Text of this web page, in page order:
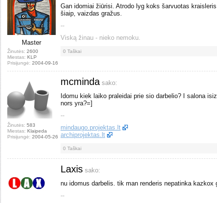
Master
Žinutės: 2600
Miestas: KLP
Prisijungė: 2004-09-16
Gan idomiai žiūrisi. Atrodo lyg koks šarvuotas
šiaip, vaizdas gražus.
--
Viską žinau - nieko nemoku.
0 Taškai
Žinutės: 583
Miestas: Klaipeda
Prisijungė: 2004-05-26
mcminda sako:
Idomu kiek laiko praleidai prie sio darbelio? I salona
nors yra?=]
--
mindaugo.projektas.lt
archiprojektas.lt
0 Taškai
Laxis sako:
nu idomus darbelis. tik man renderis nepatinka kazkox
--